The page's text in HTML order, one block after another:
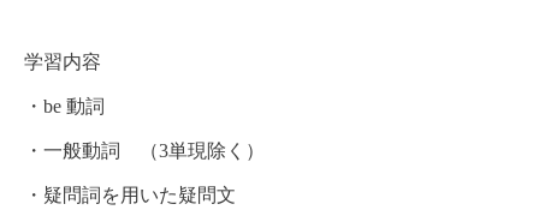
学習内容
・be 動詞
・一般動詞 （3単現除く）
・疑問詞を用いた疑問文